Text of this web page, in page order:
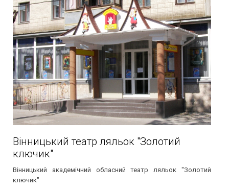
Вінницький театр ляльок "Золотий
ключик"
Вінницький академічний обласний театр ляльок "Золотий
ключик"